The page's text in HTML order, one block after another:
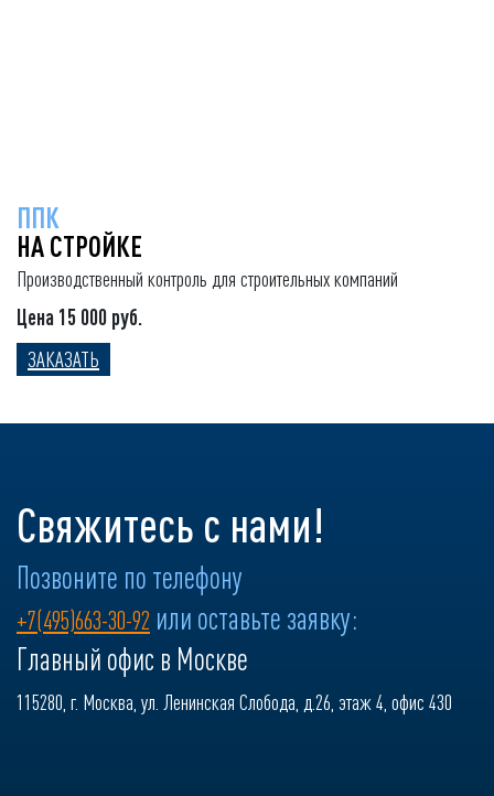
ППК
НА СТРОЙКЕ
Производственный контроль для строительных компаний
Цена 15 000 руб.
ЗАКАЗАТЬ
Свяжитесь с нами!
Позвоните по телефону
+7(495)663-30-92 или оставьте заявку:
Главный офис в Москве
115280, г. Москва, ул. Ленинская Слобода, д.26, этаж 4, офис 430